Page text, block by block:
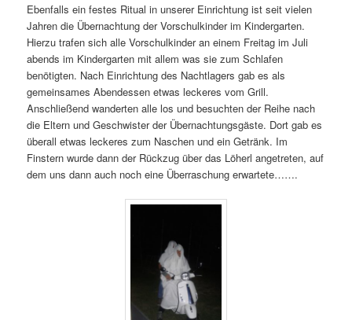
Ebenfalls ein festes Ritual in unserer Einrichtung ist seit vielen
Jahren die Übernachtung der Vorschulkinder im Kindergarten.
Hierzu trafen sich alle Vorschulkinder an einem Freitag im Juli
abends im Kindergarten mit allem was sie zum Schlafen
benötigten. Nach Einrichtung des Nachtlagers gab es als
gemeinsames Abendessen etwas leckeres vom Grill.
Anschließend wanderten alle los und besuchten der Reihe nach
die Eltern und Geschwister der Übernachtungsgäste. Dort gab es
überall etwas leckeres zum Naschen und ein Getränk. Im
Finstern wurde dann der Rückzug über das Löherl angetreten, auf
dem uns dann auch noch eine Überraschung erwartete…….